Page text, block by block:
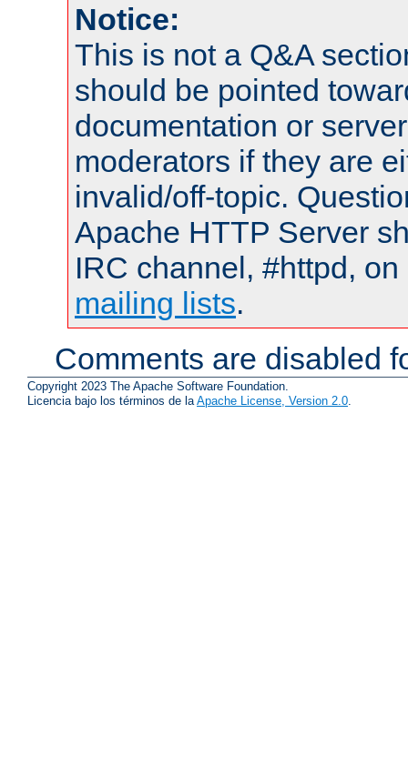
Notice:
This is not a Q&A
should be pointed
documentation or
moderators if they are
invalid/off-topic.
Apache HTTP Server
IRC channel, #httpd,
mailing lists.
Comments are disabled
Copyright 2023 The Apache Software Foundation.
Licencia bajo los términos de laApache License, Version 2.0.